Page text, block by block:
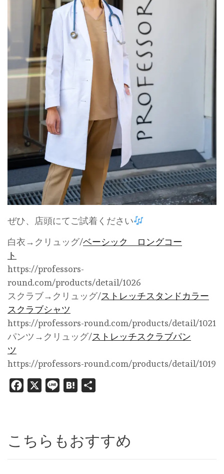
ぜひ、店頭にてご試着ください
白衣→クリュッグ/ベーシック ロングコー
ト
https://professors-
round.com/products/detail/1026
スクラブ→クリュッグ/ストレッチスタンドカラー
スクラブシャツ
https://professors-round.com/products/detail/1021
パンツ→クリュッグ/ストレッチスクラブパン
ツ
https://professors-round.com/products/detail/1019
Facebook
X Line Hatena
こちらもおすすめ